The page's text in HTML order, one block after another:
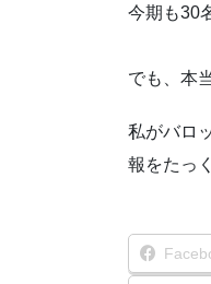
今期も30
でも、本
私がバロ
報をたっ